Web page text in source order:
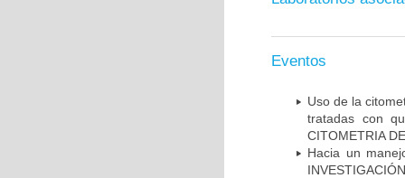
Eventos
Uso de la
tratadas con
CITOMETRIA
Hacia un